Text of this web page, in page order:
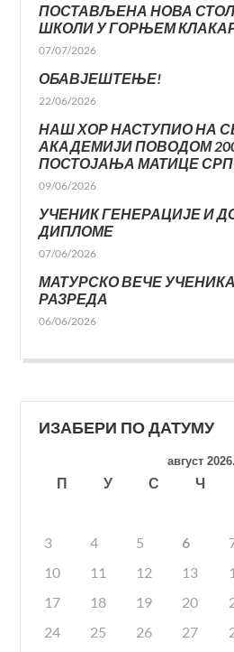
ПОСТАВЉЕНА НОВА
ШКОЛИ У ГОРЊЕМ
07/07/2026
ОБАВЈЕШТЕЊЕ!
22/06/2026
НАШ ХОР НАСТУПИО НА
АКАДЕМИЈИ ПОВОДОМ
ПОСТОЈАЊА МАТИЦЕ
09/06/2026
УЧЕНИК ГЕНЕРАЦИЈЕ И
ДИПЛОМЕ
07/06/2026
МАТУРСКО ВЕЧЕ
РАЗРЕДА
06/06/2026
ИЗАБЕРИ ПО ДАТУМУ
август 2026.
П У С Ч
3
4 5 6
10
11 12 13
17
18 19 20
24
25 26 27